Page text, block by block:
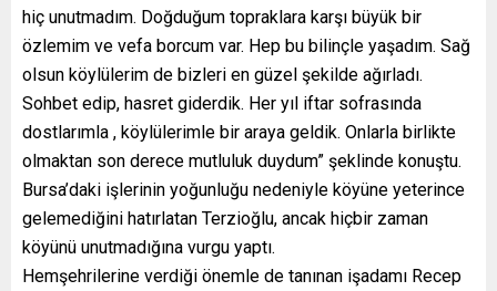
hiç unutmadım. Doğduğum topraklara karşı büyük bir
özlemim ve vefa borcum var. Hep bu bilinçle yaşadım. Sağ
olsun köylülerim de bizleri en güzel şekilde ağırladı.
Sohbet edip, hasret giderdik. Her yıl iftar sofrasında
dostlarımla , köylülerimle bir araya geldik. Onlarla birlikte
olmaktan son derece mutluluk duydum” şeklinde konuştu.
Bursa’daki işlerinin yoğunluğu nedeniyle köyüne yeterince
gelemediğini hatırlatan Terzioğlu, ancak hiçbir zaman
köyünü unutmadığına vurgu yaptı.
Hemşehrilerine verdiği önemle de tanınan işadamı Recep